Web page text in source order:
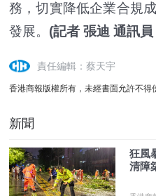
務，切實降低企業合規
發展。 (記者 張迪 通訊
責任編輯：蔡天宇
香港商報版權所有，未經書面允許不得
新聞
狂風
清障